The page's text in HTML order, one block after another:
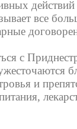
все
с
и